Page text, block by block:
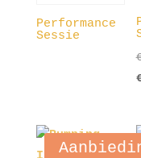
Performance
Sessie